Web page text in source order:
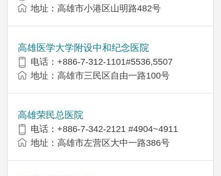
地址：高雄市小港区山明路482号
高雄医学大学附设中和纪念医院
电话：+886-7-312-1101#5536,5507
地址：高雄市三民区自由一路100号
高雄荣民总医院
电话：+886-7-342-2121 #4904~4911
地址：高雄市左营区大中一路386号